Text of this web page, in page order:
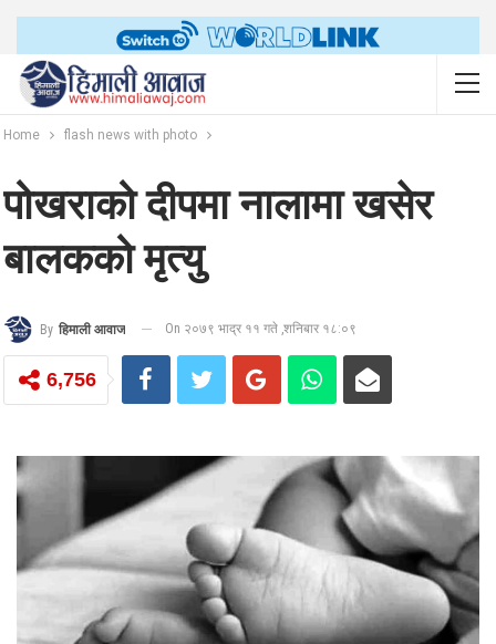
Home flash news with photo
पोखराको दीपमा नालामा खसेर
बालकको मृत्यु
By हिमाली आवाज On २०७९ भाद्र ११ गते ,शनिबार १८:०९
6,756